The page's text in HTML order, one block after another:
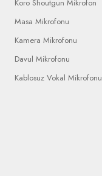
Koro Shoutgun Mikrofon
Masa Mikrofonu
Kamera Mikrofonu
Davul Mikrofonu
Kablosuz Vokal Mikrofonu